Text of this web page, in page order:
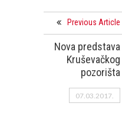
Previous Article
Nova predstava
Kruševačkog
pozorišta
07.03.2017.